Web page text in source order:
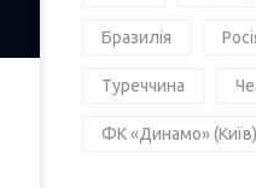
Бразилія
Туреччина
ФК «Динамо» (Київ)